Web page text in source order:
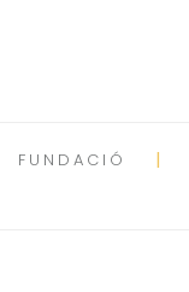
FUNDACIÓ